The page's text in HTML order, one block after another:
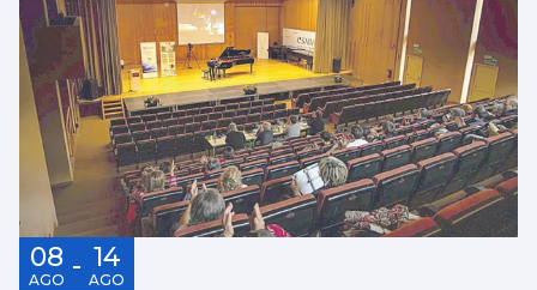
08
AGO - 14
AGO